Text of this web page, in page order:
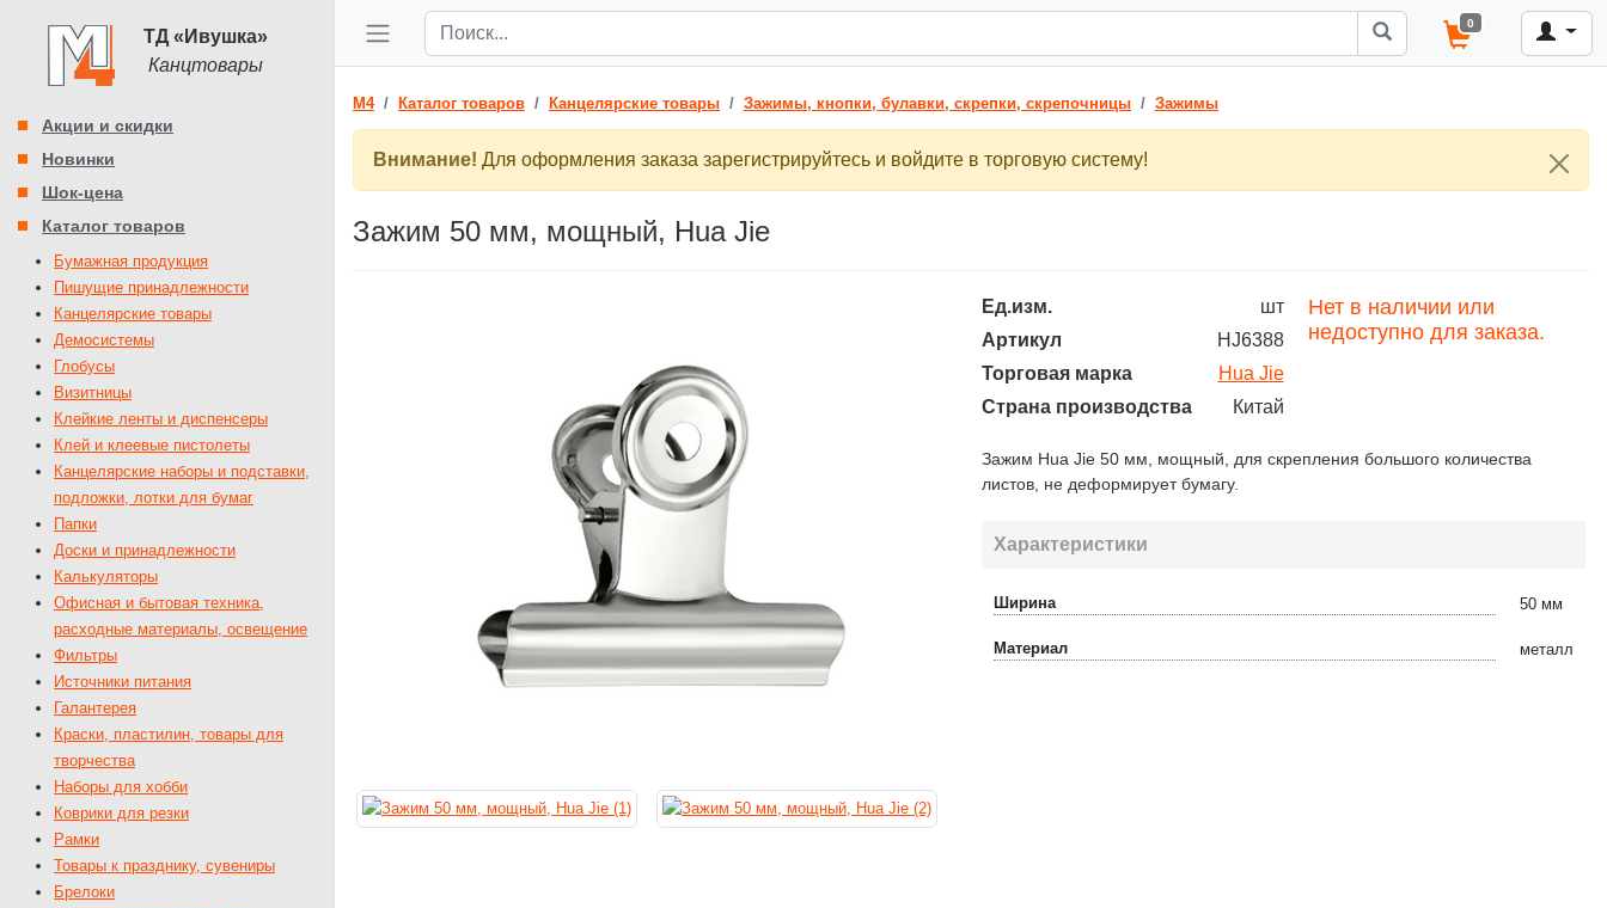
ТД «Ивушка»
Канцтовары
Акции и скидки
Новинки
Шок-цена
Каталог товаров
Бумажная продукция
Пишущие принадлежности
Канцелярские товары
Демосистемы
Глобусы
Визитницы
Клейкие ленты и диспенсеры
Клей и клеевые пистолеты
Канцелярские наборы и подставки,
подложки, лотки для бумаг
Папки
Доски и принадлежности
Калькуляторы
Офисная и бытовая техника,
расходные материалы, освещение
Фильтры
Источники питания
Галантерея
Краски, пластилин, товары для
творчества
Наборы для хобби
Коврики для резки
Рамки
Товары к празднику, сувениры
Брелоки
0
M4 Каталог товаров Канцелярские товары Зажимы, кнопки, булавки, скрепки, скрепочницы Зажимы
Внимание! Для оформления заказа зарегистрируйтесь и войдите в торговую систему!
Зажим 50 мм, мощный, Hua Jie
Ед.изм.
шт
Артикул
HJ6388
Торговая марка
Hua Jie
Страна производства
Китай
Нет в наличии или
недоступно для заказа.
Зажим Hua Jie 50 мм, мощный, для скрепления большого количества
листов, не деформирует бумагу.
Характеристики
Ширина 50 мм
Материал металл